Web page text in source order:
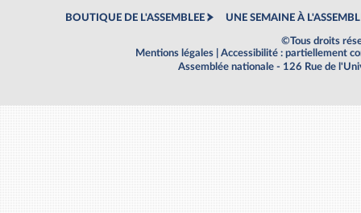
BOUTIQUE DE L'ASSEMBLEE UNE SEMAINE À
©Tous droits
Mentions légales
Accessibilité : partiellement
Assemblée nationale - 126 Rue de